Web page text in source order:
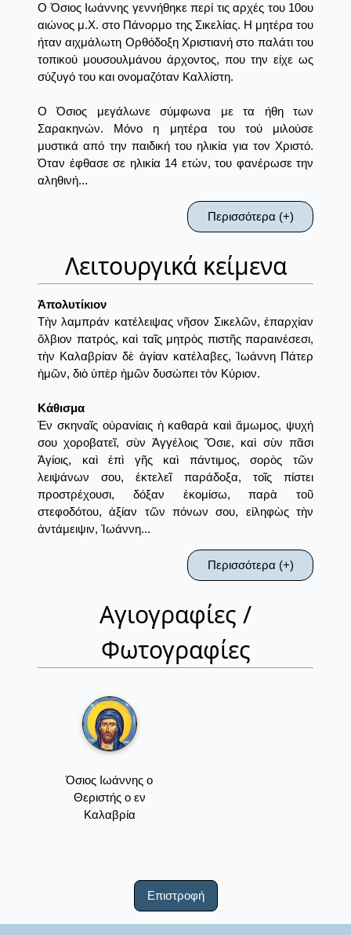
Ο Όσιος Ιωάννης γεννήθηκε περί τις αρχές του 10ου
αιώνος μ.Χ. στο Πάνορμο της Σικελίας. Η μητέρα του
ήταν αιχμάλωτη Ορθόδοξη Χριστιανή στο παλάτι του
τοπικού μουσουλμάνου άρχοντος, που την είχε ως
σύζυγό του και ονομαζόταν Καλλίστη.
Ο Όσιος μεγάλωνε σύμφωνα με τα ήθη των
Σαρακηνών. Μόνο η μητέρα του τού μιλούσε
μυστικά από την παιδική του ηλικία για τον Χριστό.
Όταν έφθασε σε ηλικία 14 ετών, του φανέρωσε την
αληθινή...
Περισσότερα (+)
Λειτουργικά κείμενα
Ἀπολυτίκιον
Τὴν λαμπράν κατέλειψας νῆσον Σικελῶν, ἐπαρχίαν
ὄλβιον πατρός, καὶ ταῖς μητρὸς πιστῆς παραινέσεσι,
τὴν Καλαβρίαν δὲ ἁγίαν κατέλαβες, Ἰωάννη Πάτερ
ἡμῶν, διὸ ὑπὲρ ἡμῶν δυσώπει τὸν Κύριον.
Κάθισμα
Ἐν σκηναῖς οὐρανίαις ἡ καθαρὰ καιὶ ἄμωμος, ψυχή
σου χοροβατεῖ, σὺν Ἀγγέλοις Ὅσιε, καὶ σὺν πᾶσι
Ἁγίοις, καὶ ἐπὶ γῆς καὶ πάντιμος, σορὸς τῶν
λειψάνων σου, ἐκτελεῖ παράδοξα, τοῖς πίστει
προστρέχουσι, δόξαν ἐκομίσω, παρὰ τοῦ
στεφοδότου, ἀξίαν τῶν πόνων σου, εἰληφὼς τὴν
ἀντάμειψιν, Ἰωάννη...
Περισσότερα (+)
Αγιογραφίες /
Φωτογραφίες
Όσιος Ιωάννης ο
Θεριστής ο εν
Καλαβρία
Επιστροφή